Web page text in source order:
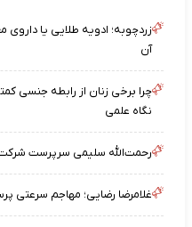
زردچوبه؛ ادویه طلایی یا
آن
نگاه علمی
رحمت‌الله سلیمی سرپرست شرکت
غلامرضا رضایی؛ مهاجم سرعتی